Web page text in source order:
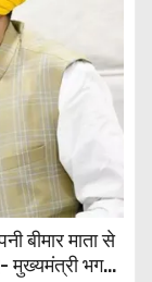
बीमार माता से
मुख्यमंत्री भगवंत